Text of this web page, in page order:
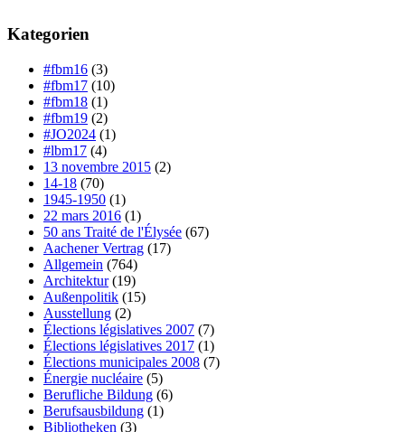
Kategorien
#fbm16 (3)
#fbm17 (10)
#fbm18 (1)
#fbm19 (2)
#JO2024 (1)
#lbm17 (4)
13 novembre 2015 (2)
14-18 (70)
1945-1950 (1)
22 mars 2016 (1)
50 ans Traité de l'Élysée (67)
Aachener Vertrag (17)
Allgemein (764)
Architektur(19)
Außenpolitik (15)
Ausstellung (2)
Élections législatives 2007 (7)
Élections législatives 2017 (1)
Élections municipales 2008 (7)
Énergie nucléaire (5)
Berufliche Bildung (6)
Berufsausbildung (1)
Bibliotheken (3)